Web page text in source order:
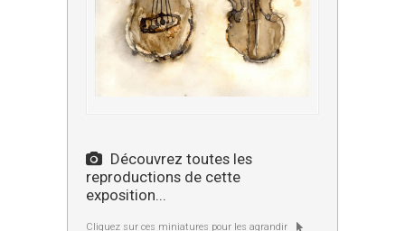
Découvrez toutes les
reproductions de cette
exposition...
Cliquez sur ces miniatures pour les agrandir